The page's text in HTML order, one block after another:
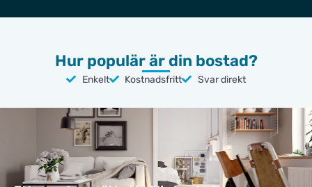
Hur populär är din bostad?
Enkelt Kostnadsfritt Svar direkt